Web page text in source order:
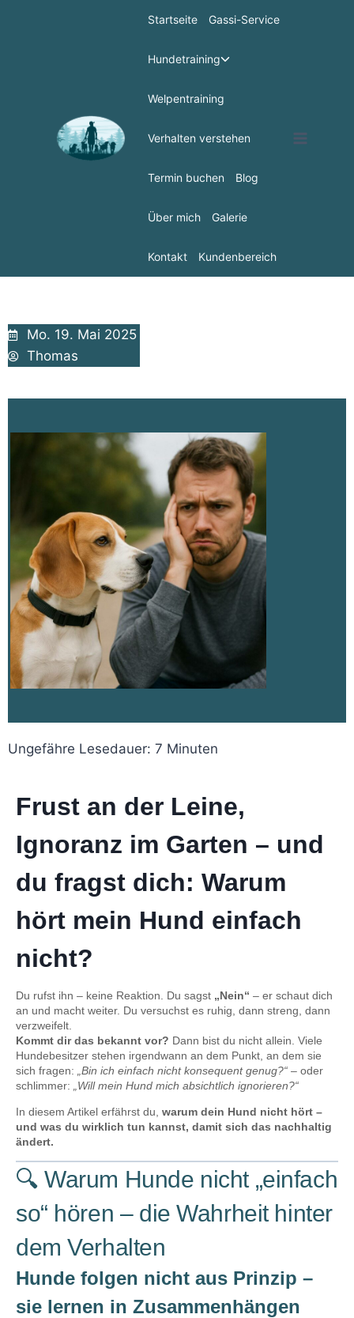
Startseite Gassi-Service
Hundetraining
Welpentraining
Verhalten verstehen
Termin buchen Blog
Über mich Galerie
Kontakt Kundenbereich
Mo. 19. Mai 2025
Thomas
Ungefähre Lesedauer: 7 Minuten
Frust an der Leine,
Ignoranz im Garten – und
du fragst dich: Warum
hört mein Hund einfach
nicht?
Du rufst ihn – keine Reaktion. Du sagst „Nein“ – er schaut dich
an und macht weiter. Du versuchst es ruhig, dann streng, dann
verzweifelt.
Kommt dir das bekannt vor? Dann bist du nicht allein. Viele
Hundebesitzer stehen irgendwann an dem Punkt, an dem sie
sich fragen:
„Bin ich einfach nicht konsequent genug?“ – oder
schlimmer:
„Will mein Hund mich absichtlich ignorieren?“
In diesem Artikel erfährst du, warum dein Hund nicht hört –
und was du wirklich tun kannst, damit sich das nachhaltig
ändert.
🔍 Warum Hunde nicht „einfach
so“ hören – die Wahrheit hinter
dem Verhalten
Hunde folgen nicht aus Prinzip –
sie lernen in Zusammenhängen